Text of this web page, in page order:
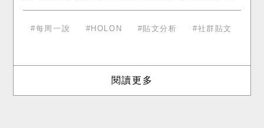
覺化： 搭配一系列的梗圖，將「懶」的概念具
象化，讓貼文更吸睛
每周一說 HOLON 貼文分析 社群貼文
閱讀更多